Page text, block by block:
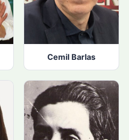
Cemil Barlas